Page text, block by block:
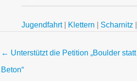
Jugendfahrt| Klettern | Scharnitz |
← Unterstützt die Petition „Boulder statt
Beton“